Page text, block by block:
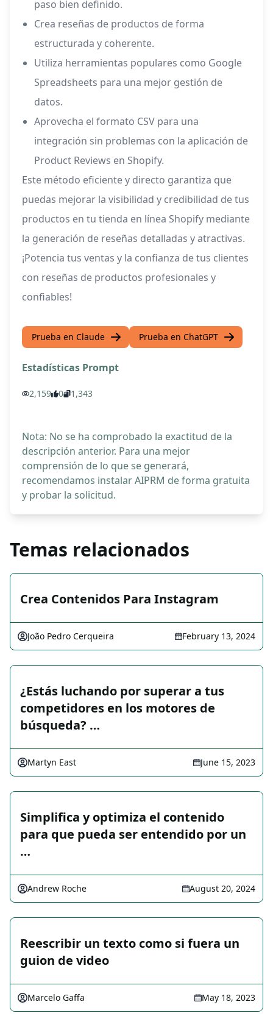
paso bien definido.
Crea reseñas de productos de forma
estructurada y coherente.
Utiliza herramientas populares como Google
Spreadsheets para una mejor gestión de
datos.
Aprovecha el formato CSV para una
integración sin problemas con la aplicación de
Product Reviews en Shopify.
Este método eficiente y directo garantiza que
puedas mejorar la visibilidad y credibilidad de tus
productos en tu tienda en línea Shopify mediante
la generación de reseñas detalladas y atractivas.
¡Potencia tus ventas y la confianza de tus clientes
con reseñas de productos profesionales y
confiables!
Prueba en Claude Prueba en ChatGPT
Estadísticas Prompt
2,159 0 1,343
Nota: No se ha comprobado la exactitud de la
descripción anterior. Para una mejor
comprensión de lo que se generará,
recomendamos instalar AIPRM de forma gratuita
y probar la solicitud.
Temas relacionados
Crea Contenidos Para Instagram
João Pedro Cerqueira February 13, 2024
¿Estás luchando por superar a tus
competidores en los motores de
búsqueda? …
Martyn East June 15, 2023
Simplifica y optimiza el contenido
para que pueda ser entendido por un
…
Andrew Roche August 20, 2024
Reescribir un texto como si fuera un
guion de video
Marcelo Gaffa May 18, 2023